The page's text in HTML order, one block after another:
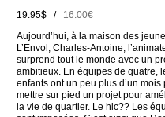
19.95$ /16.00€
Aujourd’hui, à la maison des
L’Envol, Charles-Antoine,
surprend tout le monde avec un
ambitieux. En équipes de quatre,
enfants ont un peu plus d’un mois
mettre sur pied un projet pour
la vie de quartier. Le hic?? Les